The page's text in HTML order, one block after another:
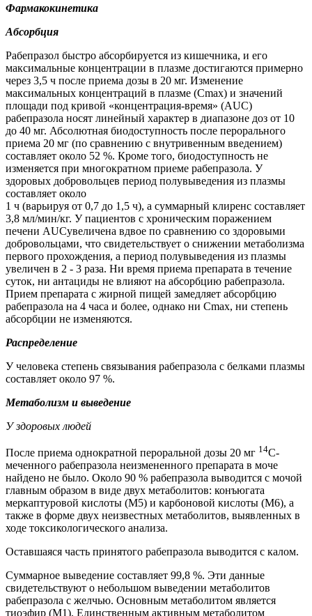
Фармакокинетика
Абсорбция
Рабепразол быстро абсорбируется из кишечника, и его
максимальные концентрации в плазме достигаются примерно
через 3,5 ч после приема дозы в 20 мг. Изменение
максимальных концентраций в плазме (Сmax) и значений
площади под кривой «концентрация-время» (AUC)
рабепразола носят линейный характер в диапазоне доз от 10
до 40 мг. Абсолютная биодоступность после перорального
приема 20 мг (по сравнению с внутривенным введением)
составляет около 52 %. Кроме того, биодоступность не
изменяется при многократном приеме рабепразола. У
здоровых добровольцев период полувыведения из плазмы
составляет около
1 ч (варьируя от 0,7 до 1,5 ч), а суммарный клиренс составляет
3,8 мл/мин/кг. У пациентов с хроническим поражением
печени AUCувеличена вдвое по сравнению со здоровыми
добровольцами, что свидетельствует о снижении метаболизма
первого прохождения, а период полувыведения из плазмы
увеличен в 2 - 3 раза. Ни время приема препарата в течение
суток, ни антациды не влияют на абсорбцию рабепразола.
Прием препарата с жирной пищей замедляет абсорбцию
рабепразола на 4 часа и более, однако ни Сmax, ни степень
абсорбции не изменяются.
Распределение
У человека степень связывания рабепразола с белками плазмы
составляет около 97 %.
Метаболизм и выведение
У здоровых людей
После приема однократной пероральной дозы 20 мг 14С-
меченного рабепразола неизмененного препарата в моче
найдено не было. Около 90 % рабепразола выводится с мочой
главным образом в виде двух метаболитов: конъюгата
меркаптуровой кислоты (М5) и карбоновой кислоты (М6), а
также в форме двух неизвестных метаболитов, выявленных в
ходе токсикологического анализа.
Оставшаяся часть принятого рабепразола выводится с калом.
Суммарное выведение составляет 99,8 %. Эти данные
свидетельствуют о небольшом выведении метаболитов
рабепразола с желчью. Основным метаболитом является
тиоэфир (М1). Единственным активным метаболитом